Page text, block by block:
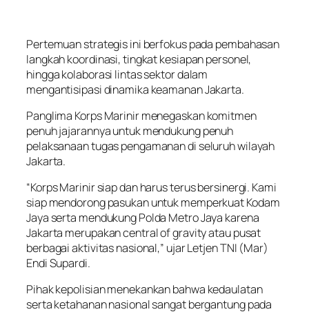
Pertemuan strategis ini berfokus pada pembahasan
langkah koordinasi, tingkat kesiapan personel,
hingga kolaborasi lintas sektor dalam
mengantisipasi dinamika keamanan Jakarta.
Panglima Korps Marinir menegaskan komitmen
penuh jajarannya untuk mendukung penuh
pelaksanaan tugas pengamanan di seluruh wilayah
Jakarta.
“Korps Marinir siap dan harus terus bersinergi. Kami
siap mendorong pasukan untuk memperkuat Kodam
Jaya serta mendukung Polda Metro Jaya karena
Jakarta merupakan central of gravity atau pusat
berbagai aktivitas nasional,” ujar Letjen TNI (Mar)
Endi Supardi.
Pihak kepolisian menekankan bahwa kedaulatan
serta ketahanan nasional sangat bergantung pada